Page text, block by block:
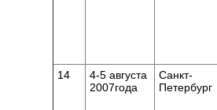
14
4-5 августа
2007года
Санкт-
Петербург